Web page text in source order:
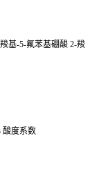
基-5-氟苯基硼酸 2-羧
酸度系数